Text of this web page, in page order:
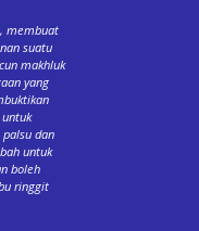
membuat
suatu
makhluk
yang
dan
untuk
boleh
ringgit